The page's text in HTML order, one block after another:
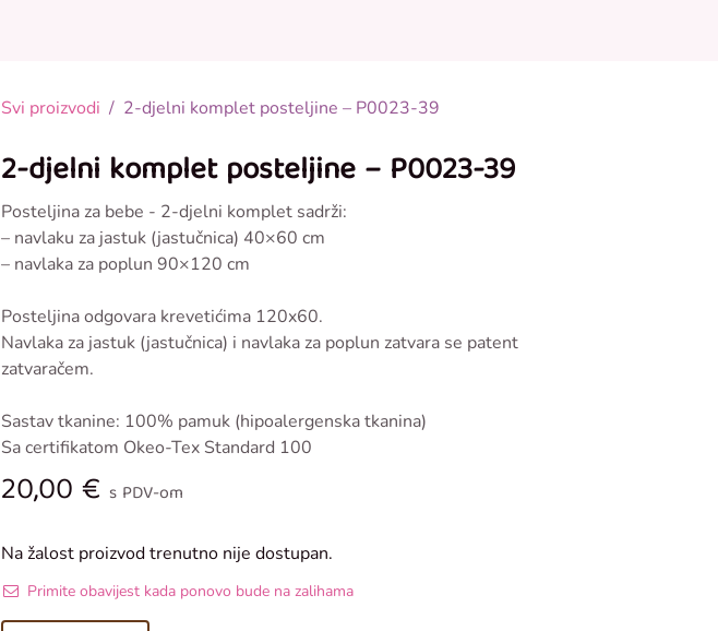
Svi proizvodi 2-djelni komplet posteljine – P0023-39
2-djelni komplet posteljine – P0023-39
Posteljina za bebe - 2-djelni komplet sadrži:
– navlaku za jastuk (jastučnica) 40×60 cm
– navlaka za poplun 90×120 cm
Posteljina odgovara krevetićima 120x60.
Navlaka za jastuk (jastučnica) i navlaka za poplun zatvara se patent
zatvaračem.
Sastav tkanine: 100% pamuk (hipoalergenska tkanina)
Sa certifikatom Okeo-Tex Standard 100
20,00€ s PDV-om
Na žalost proizvod trenutno nije dostupan.
Primite obavijest kada ponovo bude na zalihama